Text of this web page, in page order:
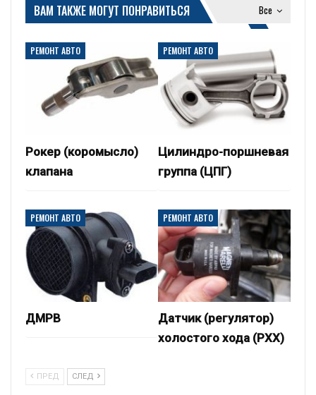
Все
ВАМ ТАКЖЕ МОГУТ ПОНРАВИТЬСЯ
РЕМОНТ АВТО
Рокер (коромысло)
клапана
РЕМОНТ АВТО
Цилиндро-поршневая
группа (ЦПГ)
РЕМОНТ АВТО
ДМРВ
РЕМОНТ АВТО
Датчик (регулятор)
холостого хода (РХХ)
ПРЕД СЛЕД